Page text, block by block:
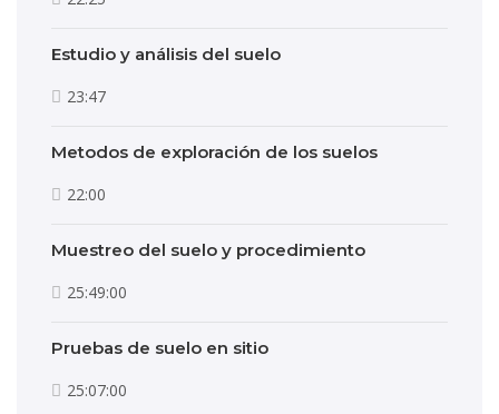
Estudio y análisis del suelo
23:47
Metodos de exploración de los suelos
22:00
Muestreo del suelo y procedimiento
25:49:00
Pruebas de suelo en sitio
25:07:00